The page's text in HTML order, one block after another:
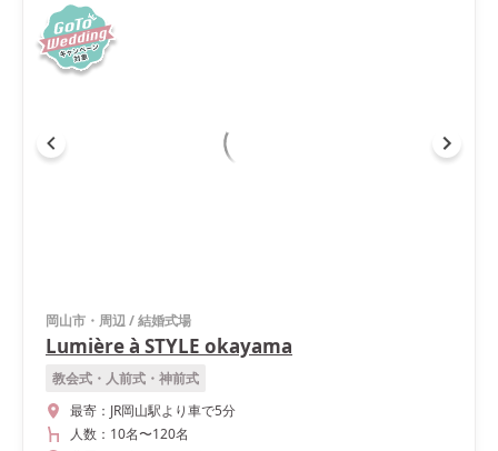
岡山市・周辺/結婚式場
Lumière à STYLE okayama
教会式・人前式・神前式
最寄： JR岡山駅より車で5分
人数： 10名〜120名